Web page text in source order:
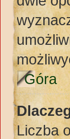
Góra
Liczba